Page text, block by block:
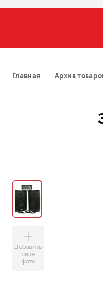
Главная Архив
Добавить
свое
фото